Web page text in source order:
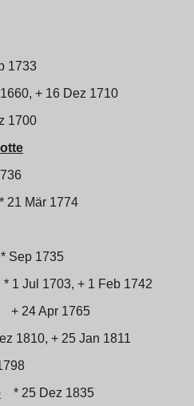
1733
+ 16 Dez 1710
1700
* 21 Mär 1774
* Sep 1735
* 1 Jul 1703, + 1 Feb 1742
+ 24 Apr 1765
1810, + 25 Jan 1811
* 25 Dez 1835